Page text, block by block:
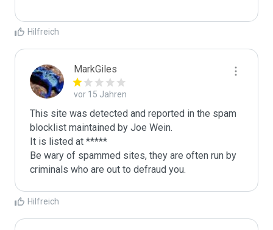
Hilfreich
MarkGiles
vor 15 Jahren
This site was detected and reported in the spam
blocklist maintained by Joe Wein.
It is listed at *****
Be wary of spammed sites, they are often run by
criminals who are out to defraud you.
Hilfreich